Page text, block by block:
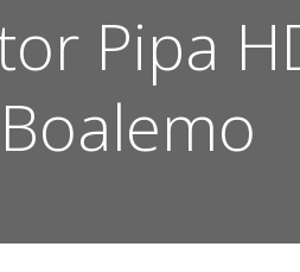
Pipa
Boalemo